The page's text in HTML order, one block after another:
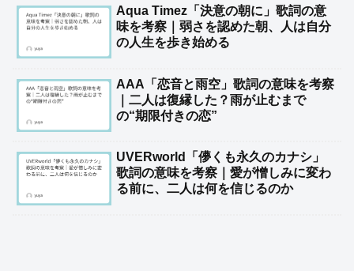
Aqua Timez「決意の朝に」歌詞の意
味を考察｜弱さを認めた朝、人は自分
の人生を歩き始める
AAA「恋音と雨空」歌詞の意味を考察
｜二人は復縁した？雨が止むまで
の“期限付きの恋”
UVERworld「儚くも永久のカナシ」
歌詞の意味を考察｜愛が憎しみに変わ
る前に、二人は何を信じるのか